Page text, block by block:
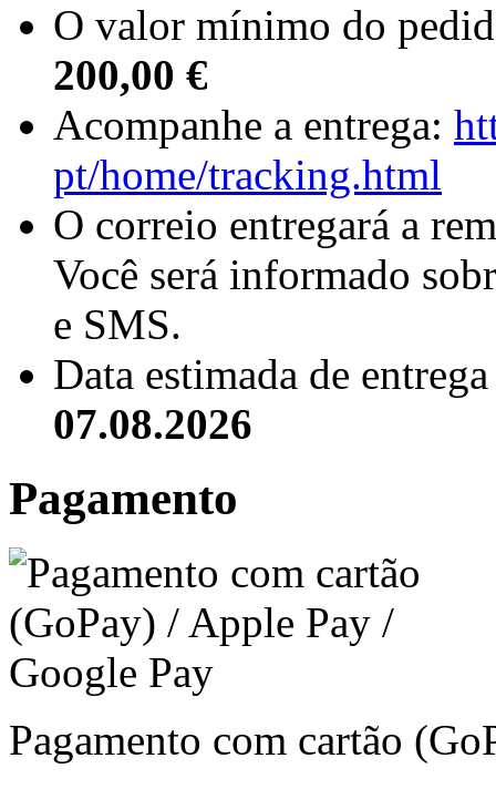
O valor mínimo do
200,00 €
Acompanhe a entrega:
pt/home/tracking.html
O correio entregará a
Você será informado
e SMS.
Data estimada de
07.08.2026
Pagamento
Pagamento com cartão